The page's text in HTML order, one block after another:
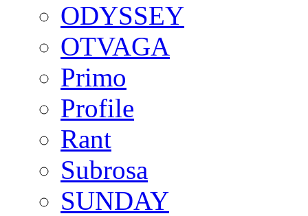
ODYSSEY
OTVAGA
Primo
Profile
Rant
Subrosa
SUNDAY